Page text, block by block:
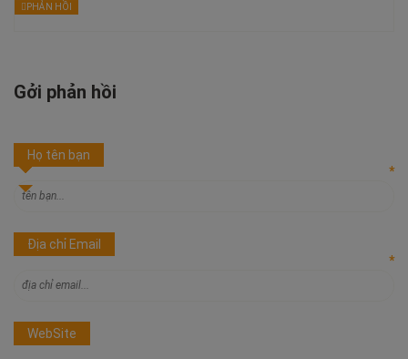
PHẢN HỒI
Gởi phản hồi
Họ tên bạn
*
Địa chỉ Email
*
WebSite